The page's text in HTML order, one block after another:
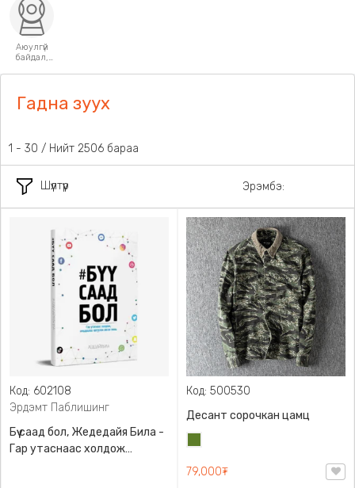
Аюулгүй
байдал,
Гадна зуух
Шүүлтүүр
1 - 30 / Нийт 2506 бараа
Эрэмбэ:
Код: 602108
Эрдэмт Паблишинг
Бүү саад бол, Жедедайя Била -
Гар утаснаас холдож
Код: 500530
Десант сорочкан цамц
79,000₮